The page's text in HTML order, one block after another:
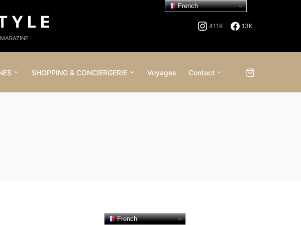
411K 13K
SHOPPING & CONCIERGERIE Voyages Contact
French
French